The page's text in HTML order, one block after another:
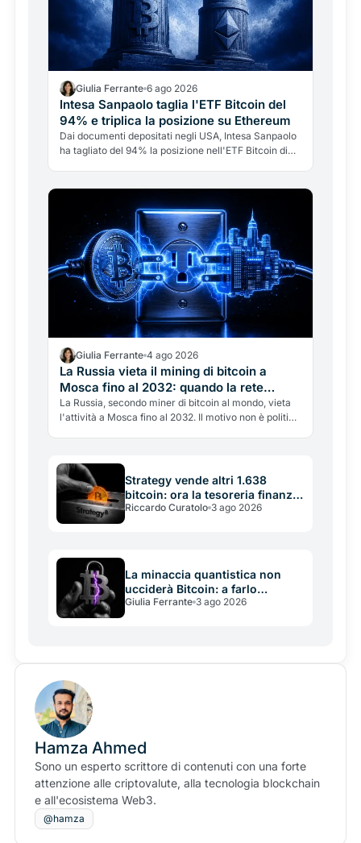
Giulia Ferrante 6 ago 2026
Intesa Sanpaolo taglia l'ETF Bitcoin del
94% e triplica la posizione su Ethereum
Dai documenti depositati negli USA, Intesa Sanpaolo
ha tagliato del 94% la posizione nell'ETF Bitcoin di
Giulia Ferrante 4 ago 2026
La Russia vieta il mining di bitcoin a
Mosca fino al 2032: quando la rete
elettrica batte le crypto
La Russia, secondo miner di bitcoin al mondo, vieta
l'attività a Mosca fino al 2032. Il motivo non è politico
Strategy vende altri 1.638
bitcoin: ora la tesoreria finanzia
se stessa
Riccardo Curatolo 3 ago 2026
La minaccia quantistica non
ucciderà Bitcoin: a farlo
potrebbe essere la sua
Giulia Ferrante 3 ago 2026
Hamza Ahmed
Sono un esperto scrittore di contenuti con una forte
attenzione alle criptovalute, alla tecnologia blockchain
e all'ecosistema Web3.
@hamza